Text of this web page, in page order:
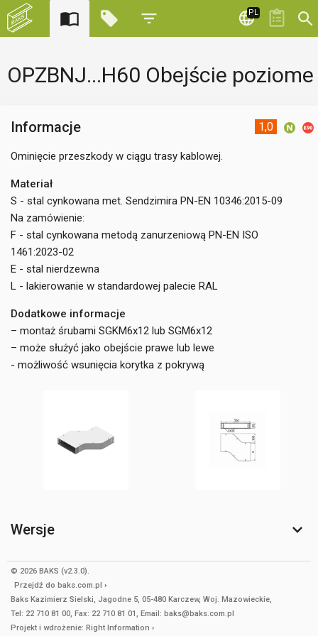
PL
OPZBNJ...H60 Obejście poziome
1,0
Informacje
Ominięcie przeszkody w ciągu trasy kablowej.
Materiał
S - stal cynkowana met. Sendzimira PN-EN 10346:2015-09
Na zamówienie:
F - stal cynkowana metodą zanurzeniową PN-EN ISO
1461:2023-02
E - stal nierdzewna
L - lakierowanie w standardowej palecie RAL
Dodatkowe informacje
– montaż śrubami SGKM6x12 lub SGM6x12
– może służyć jako obejście prawe lub lewe
- możliwość wsunięcia korytka z pokrywą
Wersje
© 2026 BAKS (v2.3.0).
Przejdź do baks.com.pl
Baks Kazimierz Sielski, Jagodne 5, 05-480 Karczew, Woj. Mazowieckie,
Tel: 22 710 81 00, Fax: 22 710 81 01, Email: baks@baks.com.pl
Projekt i wdrożenie: Right Information